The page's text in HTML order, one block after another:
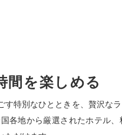
間を楽しめる
す特別なひとときを、贅沢な
各地から厳選されたホテル